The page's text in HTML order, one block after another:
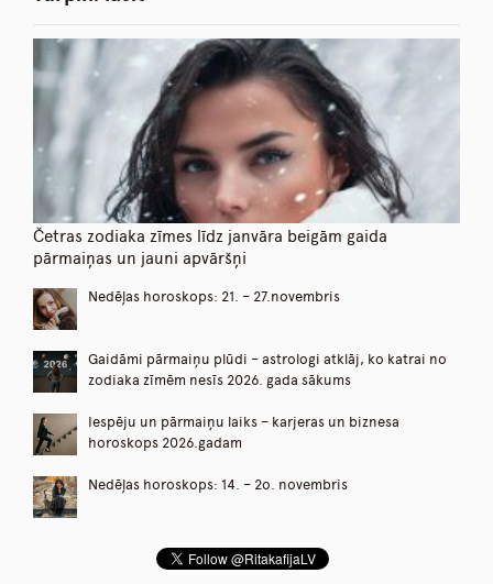
Četras zodiaka zīmes līdz janvāra beigām gaida
pārmaiņas un jauni apvāršņi
Nedēļas horoskops: 21. – 27.novembris
Gaidāmi pārmaiņu plūdi – astrologi atklāj, ko katrai no
zodiaka zīmēm nesīs 2026. gada sākums
Iespēju un pārmaiņu laiks – karjeras un biznesa
horoskops 2026.gadam
Nedēļas horoskops: 14. – 2o. novembris